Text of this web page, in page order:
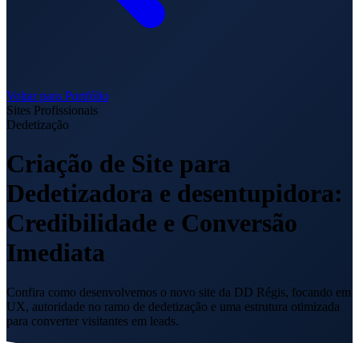
Voltar para Portfólio
Sites Profissionais
Dedetização
Criação de Site para
Dedetizadora e desentupidora:
Credibilidade e Conversão
Imediata
Confira como desenvolvemos o novo site da DD Régis, focando em
UX, autoridade no ramo de dedetização e uma estrutura otimizada
para converter visitantes em leads.